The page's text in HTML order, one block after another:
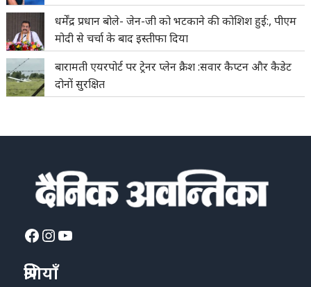
धर्मेंद्र प्रधान बोले- जेन-जी को भटकाने की कोशिश हुई:, पीएम
मोदी से चर्चा के बाद इस्तीफा दिया
बारामती एयरपोर्ट पर ट्रेनर प्लेन क्रैश :सवार कैप्टन और कैडेट
दोनों सुरक्षित
Facebook
Instagram
YouTube
श्रेणियाँ